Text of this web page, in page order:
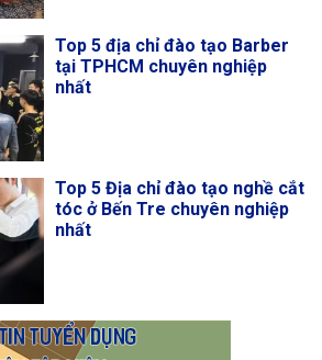
Top 5 địa chỉ đào tạo Barber
tại TPHCM chuyên nghiệp
nhất
Top 5 Địa chỉ đào tạo nghề cắt
tóc ở Bến Tre chuyên nghiệp
nhất